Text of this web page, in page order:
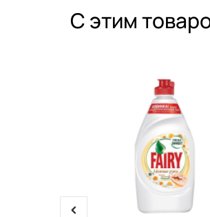
С этим
prev